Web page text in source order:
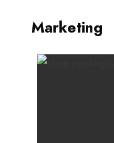
Marketing